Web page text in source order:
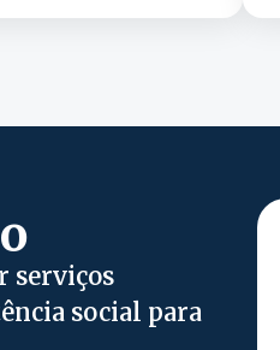
serviços
social para